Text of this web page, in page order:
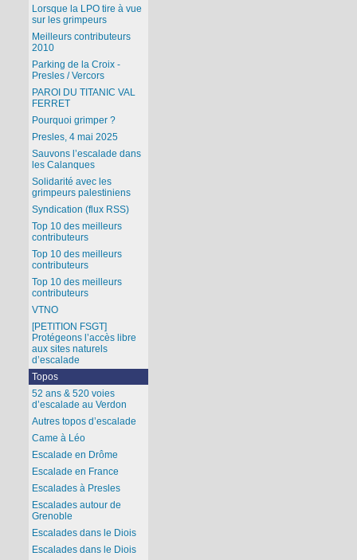
Lorsque la LPO tire à vue
sur les grimpeurs
Meilleurs contributeurs
2010
Parking de la Croix -
Presles / Vercors
PAROI DU TITANIC VAL
FERRET
Pourquoi grimper ?
Presles, 4 mai 2025
Sauvons l’escalade dans
les Calanques
Solidarité avec les
grimpeurs palestiniens
Syndication (flux RSS)
Top 10 des meilleurs
contributeurs
Top 10 des meilleurs
contributeurs
Top 10 des meilleurs
contributeurs
VTNO
[PETITION FSGT]
Protégeons l’accès libre
aux sites naturels
d’escalade
Topos
52 ans & 520 voies
d’escalade au Verdon
Autres topos d’escalade
Came à Léo
Escalade en Drôme
Escalade en France
Escalades à Presles
Escalades autour de
Grenoble
Escalades dans le Diois
Escalades dans le Diois